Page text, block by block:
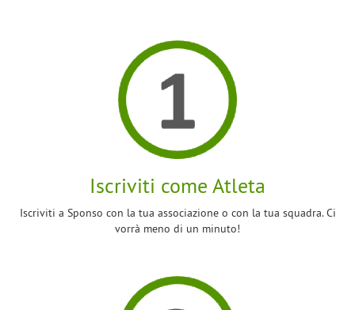
Iscriviti come Atleta
Iscriviti a Sponso con la tua associazione o con la tua squadra. Ci
vorrà meno di un minuto!